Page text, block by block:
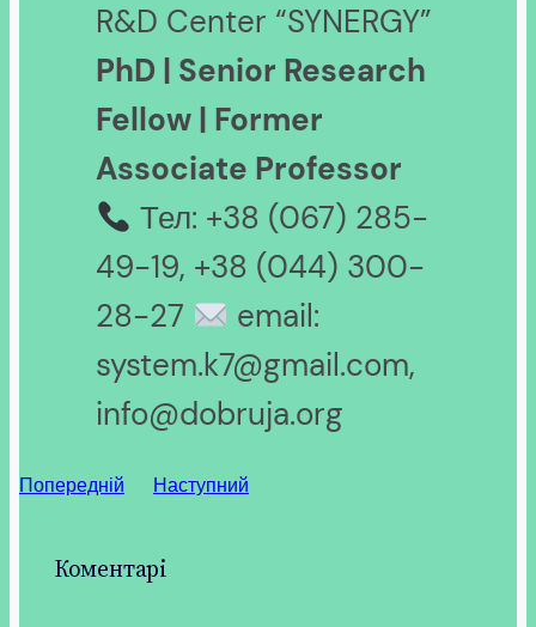
R&D Center “SYNERGY”
PhD | Senior Research
Fellow | Former
Associate Professor
Тел: +38 (067) 285-
49-19, +38 (044) 300-
28-27
email:
system.k7@gmail.com,
info@dobruja.org
Попередній Наступний
Коментарі